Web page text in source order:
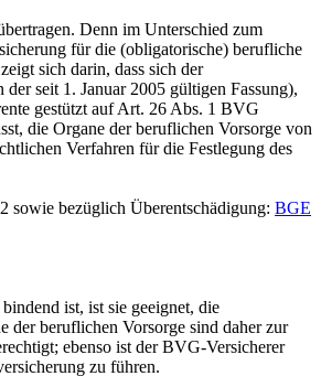
Denn im Unterschied zum
für die (obligatorische) berufliche
sich darin, dass sich der
der seit 1. Januar 2005 gültigen Fassung),
gestützt aufArt. 26 Abs. 1 BVG
die Organe der beruflichen Vorsorge von
Verfahren für die Festlegung des
bezüglich Überentschädigung: BGE
ist, ist sie geeignet, die
der beruflichen Vorsorge sind daher zur
ebenso ist der BVG-Versicherer
zu führen.